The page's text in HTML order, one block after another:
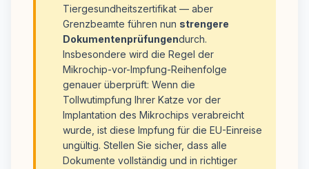
Tiergesundheitszertifikat — aber
Grenzbeamte führen nun strengere
Dokumentenprüfungendurch.
Insbesondere wird die Regel der
Mikrochip-vor-Impfung-Reihenfolge
genauer überprüft: Wenn die
Tollwutimpfung Ihrer Katze vor der
Implantation des Mikrochips verabreicht
wurde, ist diese Impfung für die EU-Einreise
ungültig. Stellen Sie sicher, dass alle
Dokumente vollständig und in richtiger